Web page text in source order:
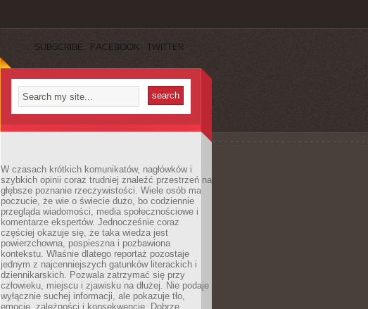
SUBSCRIBE FACEBOOK TWITTER
W czasach krótkich komunikatów, nagłówków i
szybkich opinii coraz trudniej znaleźć przestrzeń na
głębsze poznanie rzeczywistości. Wiele osób ma
poczucie, że wie o świecie dużo, bo codziennie
przegląda wiadomości, media społecznościowe i
komentarze ekspertów. Jednocześnie coraz
częściej okazuje się, że taka wiedza jest
powierzchowna, pospieszna i pozbawiona
kontekstu. Właśnie dlatego reportaż pozostaje
jednym z najcenniejszych gatunków literackich i
dziennikarskich. Pozwala zatrzymać się przy
człowieku, miejscu i zjawisku na dłużej. Nie podaje
wyłącznie suchej informacji, ale pokazuje tło,
emocje, zależności i konsekwencje. Dobrze